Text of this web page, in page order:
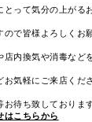
とって気分の上がる
で皆様よろしくお
店内換気や消毒など
気軽にご来店くだ
待ち致しております
はこちらから